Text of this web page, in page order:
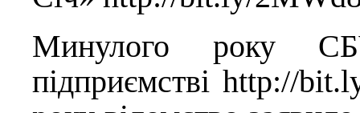
Минулого року
підприємствіhttp://